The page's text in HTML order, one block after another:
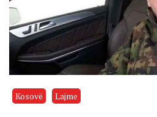
Kosovë Lajme